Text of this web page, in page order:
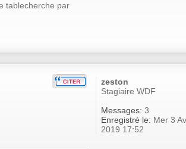
tablecherche par
zeston
Stagiaire WDF
Messages: 3
Enregistré le: Mer 3
2019 17:52